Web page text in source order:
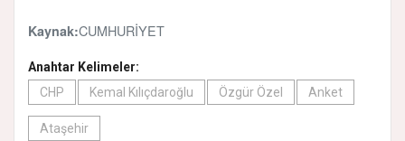
Kaynak:CUMHURİYET
Anahtar Kelimeler:
CHP
Kemal Kılıçdaroğlu Özgür Özel Anket
Ataşehir